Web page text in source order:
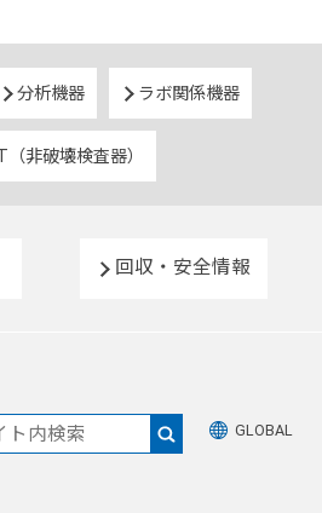
分析機器 ラボ関係機器
（非破壊検査器）
回収・安全情報
GLOBAL